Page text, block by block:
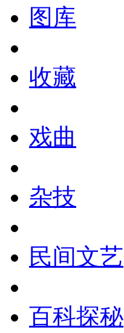
图库
收藏
戏曲
杂技
民间文艺
百科探秘